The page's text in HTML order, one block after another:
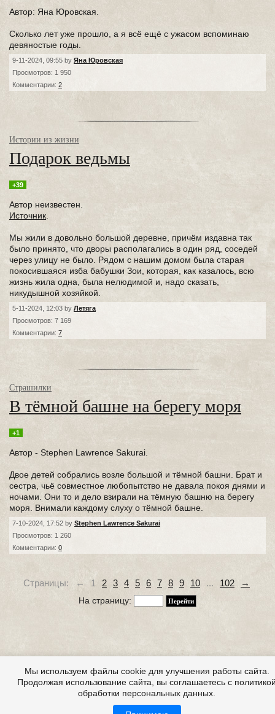
Автор: Яна Юровская.
Сколько лет уже прошло, а я всё ещё с ужасом вспоминаю
девяностые годы.
9-11-2024, 09:55 by Яна Юровская
Просмотров: 1 950
Комментарии: 2
Истории из жизни
Подарок ведьмы
+39
Автор неизвестен.
Источник
Мы жили в довольно большой деревне, причём издавна так
было принято, что дворы располагались в один ряд, соседей
через улицу не было. Рядом с нашим домом была старая
покосившаяся изба бабушки Зои, которая, как казалось, всю
жизнь жила одна, была нелюдимой и, надо сказать,
никудышной хозяйкой.
5-11-2024, 12:03 by Летяга
Просмотров: 7 169
Комментарии: 7
Страшилки
В тёмной башне на берегу моря
+1
Автор - Stephen Lawrence Sakurai.
Двое детей собрались возле большой и тёмной башни. Брат и
сестра, чьё совместное любопытство не давала покоя днями и
ночами. Они то и дело взирали на тёмную башню на берегу
моря. Внимали каждому слуху о тёмной башне.
7-10-2024, 17:52 by Stephen Lawrence Sakurai
Просмотров: 1 260
Комментарии: 0
Страницы: ← 1 2 3 4 5 6 7 8 9 10 ... 102 →
На страницу:
Мы используем файлы cookie для улучшения работы сайта.
Продолжая использование сайта, вы соглашаетесь с
обработки персональных данных.